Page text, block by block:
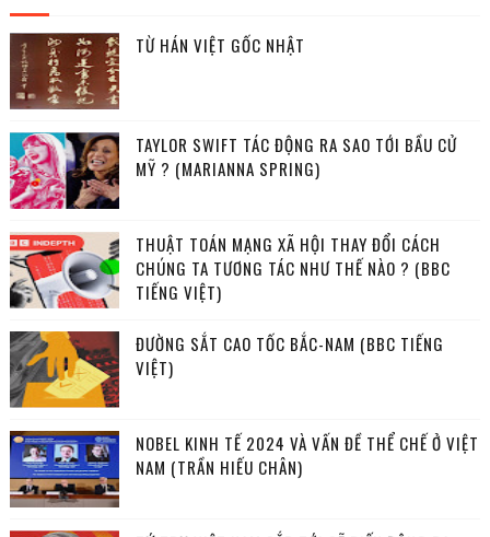
TỪ HÁN VIỆT GỐC NHẬT
TAYLOR SWIFT TÁC ĐỘNG RA SAO TỚI BẦU CỬ
MỸ ? (MARIANNA SPRING)
THUẬT TOÁN MẠNG XÃ HỘI THAY ĐỔI CÁCH
CHÚNG TA TƯƠNG TÁC NHƯ THẾ NÀO ? (BBC
TIẾNG VIỆT)
ĐƯỜNG SẮT CAO TỐC BẮC-NAM (BBC TIẾNG
VIỆT)
NOBEL KINH TẾ 2024 VÀ VẤN ĐỀ THỂ CHẾ Ở VIỆT
NAM (TRẦN HIẾU CHÂN)